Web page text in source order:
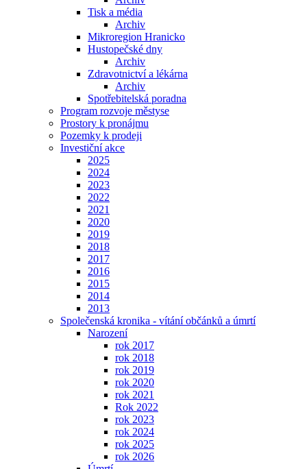
Tisk a média
Archiv
Mikroregion Hranicko
Hustopečské dny
Archiv
Zdravotnictví a lékárna
Archiv
Spotřebitelská poradna
Program rozvoje městyse
Prostory k pronájmu
Pozemky k prodeji
Investiční akce
2025
2024
2023
2022
2021
2020
2019
2018
2017
2016
2015
2014
2013
Společenská kronika - vítání občánků a úmrtí
Narození
rok 2017
rok 2018
rok 2019
rok 2020
rok 2021
Rok 2022
rok 2023
rok 2024
rok 2025
rok 2026